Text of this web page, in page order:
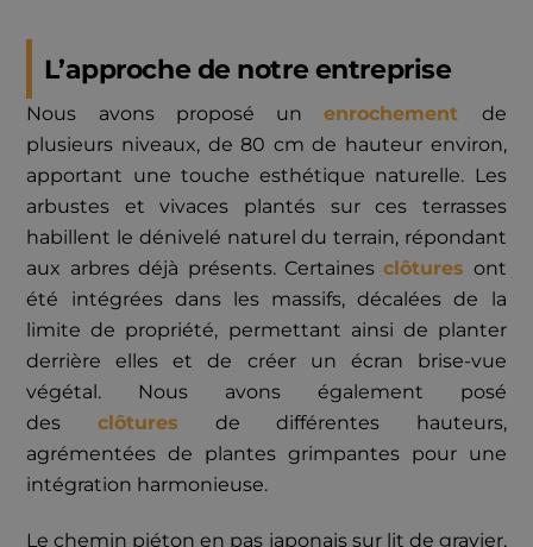
L’approche de notre entreprise
Nous avons proposé unenrochement de
plusieurs niveaux, de 80 cm de hauteur environ,
apportant une touche esthétique naturelle. Les
arbustes et vivaces plantés sur ces terrasses
habillent le dénivelé naturel du terrain, répondant
aux arbres déjà présents. Certainesclôtures ont
été intégrées dans les massifs, décalées de la
limite de propriété, permettant ainsi de planter
derrière elles et de créer un écran brise-vue
végétal. Nous avons également posé
des clôtures de différentes hauteurs,
agrémentées de plantes grimpantes pour une
intégration harmonieuse.
Le chemin piéton en pas japonais sur lit de gravier,